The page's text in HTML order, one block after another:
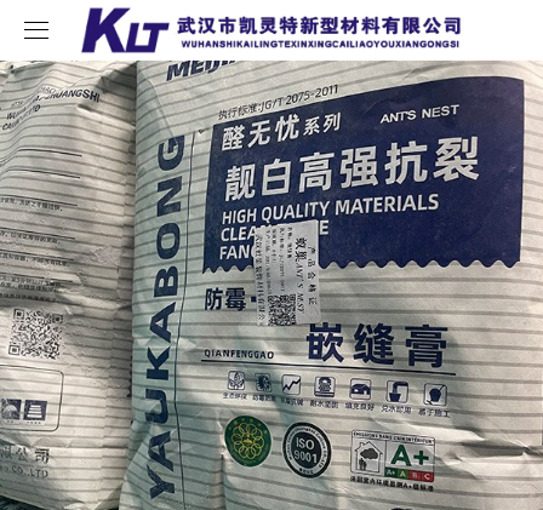
首页
关于我们
产品中心
内外墙腻子
石膏砂浆
树干涂白剂
新闻中心
公司新闻
行业新闻
招商加盟
联系我们